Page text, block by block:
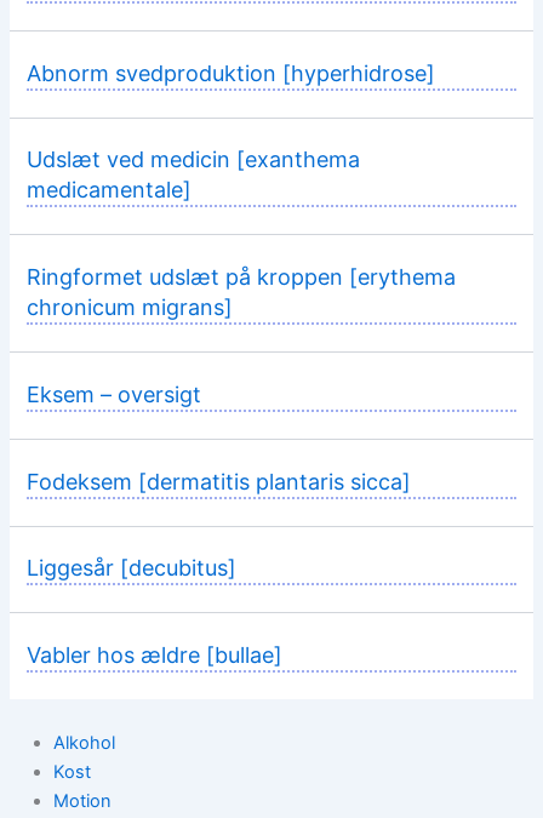
Abnorm svedproduktion [hyperhidrose]
Udslæt ved medicin [exanthema
medicamentale]
Ringformet udslæt på kroppen [erythema
chronicum migrans]
Eksem – oversigt
Fodeksem [dermatitis plantaris sicca]
Liggesår [decubitus]
Vabler hos ældre [bullae]
Alkohol
Kost
Motion